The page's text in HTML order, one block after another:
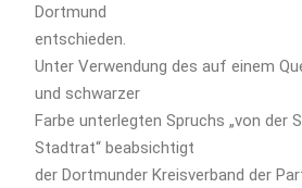
Dortmund
entschieden.
Unter Verwendung des auf einem
und schwarzer
Farbe unterlegten Spruchs „von der
Stadtrat“ beabsichtigt
der Dortmunder Kreisverband der